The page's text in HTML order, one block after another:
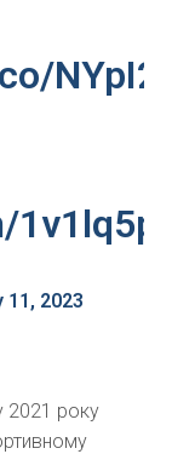
11, 2023
2021 року